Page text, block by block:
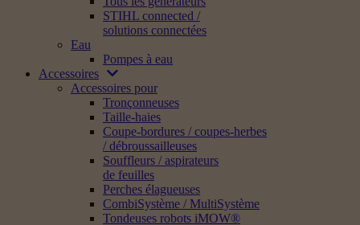
STIHL connected /
solutions connectées
Eau
Pompes à eau
Accessoires
Accessoires pour
Tronçonneuses
Taille-haies
Coupe-bordures / coupes-herbes
/ débroussailleuses
Souffleurs / aspirateurs
de feuilles
Perches élagueuses
CombiSystème / MultiSystème
Tondeuses robots iMOW®